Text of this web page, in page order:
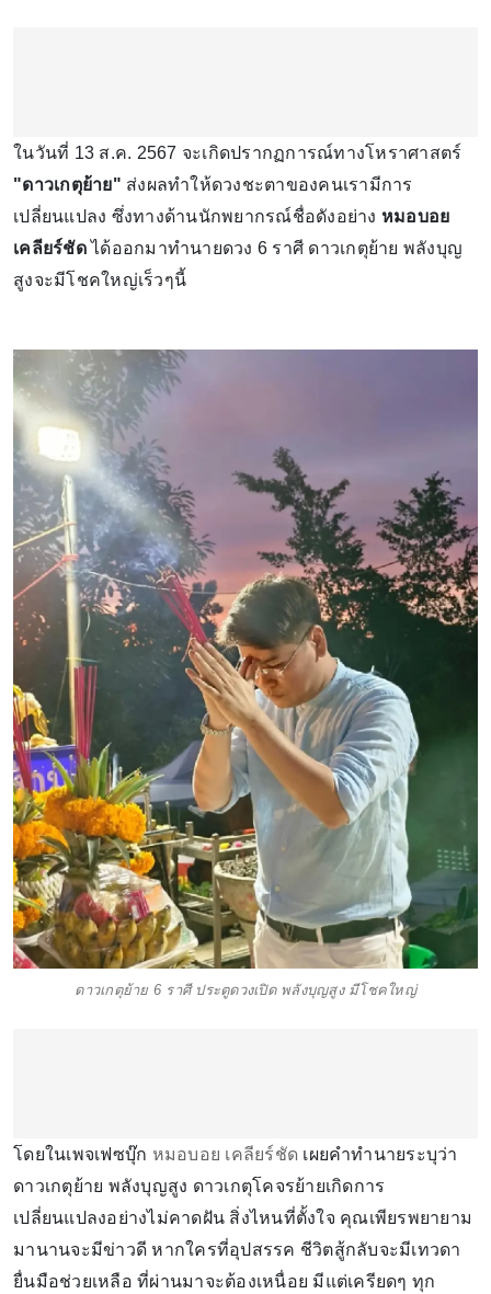
ในวันที่ 13 ส.ค. 2567 จะเกิดปรากฏการณ์ทางโหราศาสตร์
"ดาวเกตุย้าย" ส่งผลทำให้ดวงชะตาของคนเรามีการ
เปลี่ยนแปลง ซึ่งทางด้านนักพยากรณ์ชื่อดังอย่าง หมอบอย
เคลียร์ชัดได้ออกมาทำนายดวง 6 ราศี ดาวเกตุย้าย พลังบุญ
สูงจะมีโชคใหญ่เร็วๆนี้
ดาวเกตุย้าย 6 ราศี ประตูดวงเปิด พลังบุญสูง มีโชคใหญ่
โดยในเพจเฟซบุ๊ก หมอบอย เคลียร์ชัด เผยคำทำนายระบุว่า
ดาวเกตุย้าย พลังบุญสูง ดาวเกตุโคจรย้ายเกิดการ
เปลี่ยนแปลงอย่างไม่คาดฝัน สิ่งไหนที่ตั้งใจ คุณเพียรพยายาม
มานานจะมีข่าวดี หากใครที่อุปสรรค ชีวิตสู้กลับจะมีเทวดา
ยื่นมือช่วยเหลือ ที่ผ่านมาจะต้องเหนื่อย มีแต่เครียดๆ ทุก